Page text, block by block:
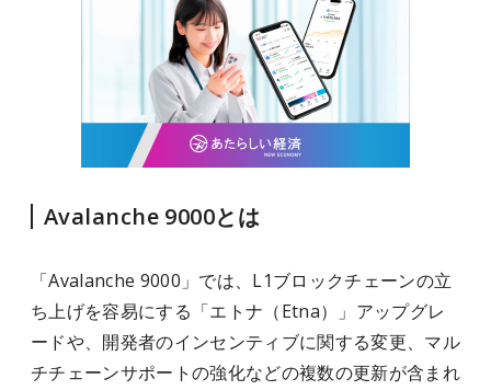
Avalanche 9000とは
「Avalanche 9000」では、L1ブロックチェーンの立
ち上げを容易にする「エトナ（Etna）」アップグレ
ードや、開発者のインセンティブに関する変更、マル
チチェーンサポートの強化などの複数の更新が含まれ